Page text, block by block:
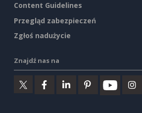
Content Guidelines
Przegląd zabezpieczeń
Zgłoś nadużycie
Znajdź nas na